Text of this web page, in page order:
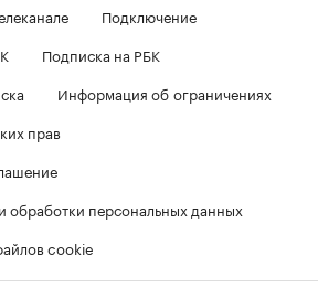
Подключение
Подписка на РБК
Информация об ограничениях
прав
обработки персональных данных
cookie